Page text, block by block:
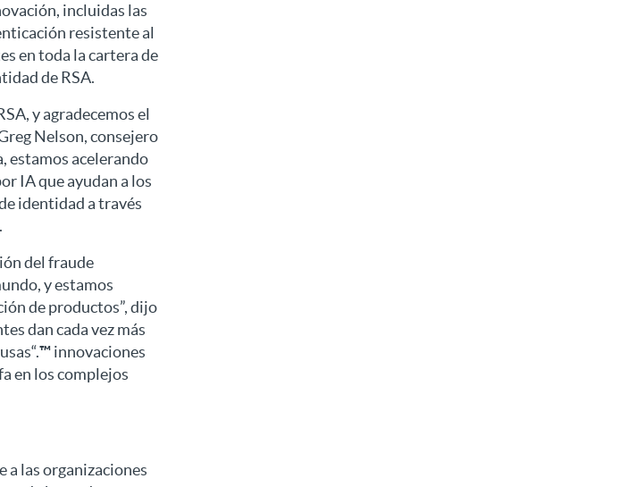
incluidas las
resistente al
en toda la cartera de
de RSA.
y agradecemos el
Nelson, consejero
estamos acelerando
IA que ayudan a los
identidad a través
del fraude
y estamos
de productos”, dijo
dan cada vez más
™innovaciones
en los complejos
las organizaciones